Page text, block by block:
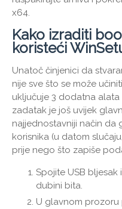
x64.
Kako izraditi
koristeći
Unatoč činjenici da
nije sve što se može
uključuje 3 dodatna
zadatak je još uvijek
najjednostavniji način da
korisnika (u datom
prije nego što zapiše
Spojite USB
dubini bita.
U glavnom